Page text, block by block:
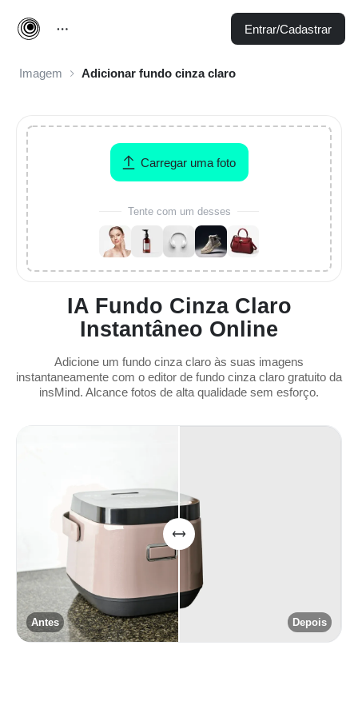
Entrar/Cadastrar
Imagem Adicionar fundo cinza claro
IA Fundo Cinza Claro
Instantâneo Online
Adicione um fundo cinza claro às suas imagens
instantaneamente com o editor de fundo cinza claro gratuito da
insMind. Alcance fotos de alta qualidade sem esforço.
Depois
Antes
Carregar uma foto
Tente com um desses